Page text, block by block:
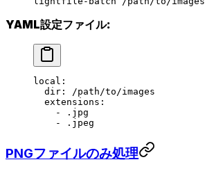
YAML設定ファイル:
local :
  dir
: /path/to/images
  extensions
:
    -
.jpg
    -
.jpeg
PNGファイルのみ処理